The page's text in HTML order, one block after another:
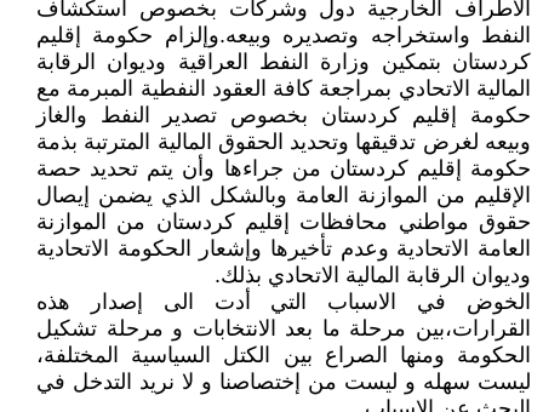
الأطراف الخارجية دول وشركات بخصوص استكشاف
النفط واستخراجه وتصديره وبيعه.وإلزام حكومة إقليم
كردستان بتمكين وزارة النفط العراقية وديوان الرقابة
المالية الاتحادي بمراجعة كافة العقود النفطية المبرمة مع
حكومة إقليم كردستان بخصوص تصدير النفط والغاز
وبيعه لغرض تدقيقها وتحديد الحقوق المالية المترتبة بذمة
حكومة إقليم كردستان من جراءها وأن يتم تحديد حصة
الإقليم من الموازنة العامة وبالشكل الذي يضمن إيصال
حقوق مواطني محافظات إقليم كردستان من الموازنة
العامة الاتحادية وعدم تأخيرها وإشعار الحكومة الاتحادية
وديوان الرقابة المالية الاتحادي بذلك.
الخوض في الاسباب التي أدت الى إصدار هذه
القرارات،بين مرحلة ما بعد الانتخابات و مرحلة تشكيل
الحكومة ومنها الصراع بين الكتل السياسية المختلفة،
ليست سهله و ليست من إختصاصنا و لا نريد التدخل في